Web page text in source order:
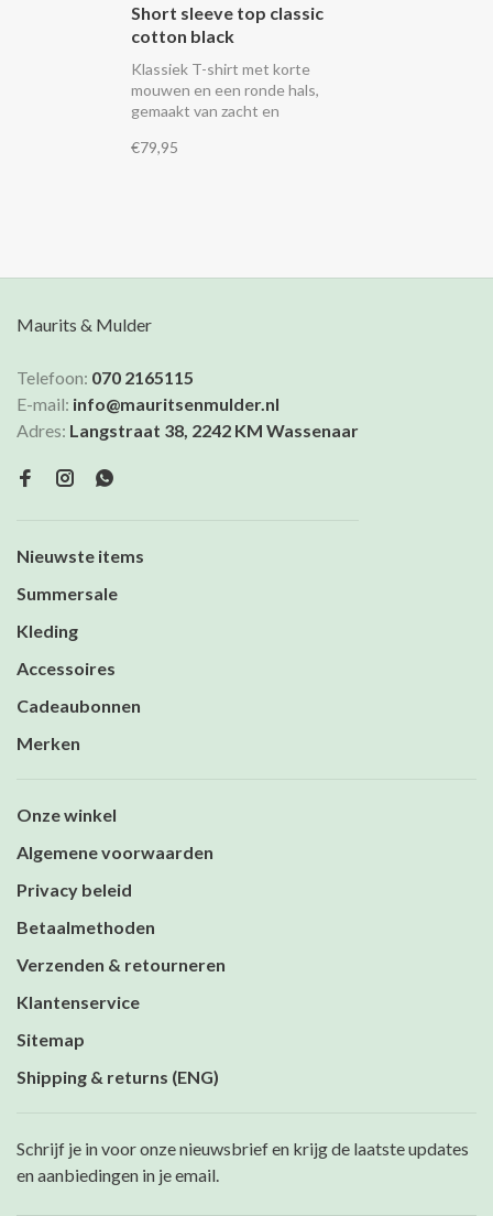
Short sleeve top classic
cotton black
Klassiek T-shirt met korte
mouwen en een ronde hals,
gemaakt van zacht en
€79,95
Maurits & Mulder
Telefoon: 070 2165115
E-mail: info@mauritsenmulder.nl
Adres: Langstraat 38, 2242 KM Wassenaar
Nieuwste items
Summersale
Kleding
Accessoires
Cadeaubonnen
Merken
Onze winkel
Algemene voorwaarden
Privacy beleid
Betaalmethoden
Verzenden & retourneren
Klantenservice
Sitemap
Shipping & returns (ENG)
Schrijf je in voor onze nieuwsbrief en krijg de laatste updates
en aanbiedingen in je email.